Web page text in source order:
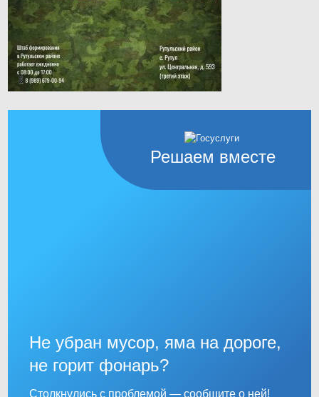
Решаем вместе
Не убран мусор, яма на дороге,
не горит фонарь?
Столкнулись с проблемой — сообщите о ней!